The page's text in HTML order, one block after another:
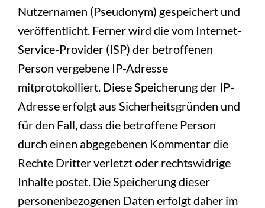
Nutzernamen (Pseudonym) gespeichert und
veröffentlicht. Ferner wird die vom Internet-
Service-Provider (ISP) der betroffenen
Person vergebene IP-Adresse
mitprotokolliert. Diese Speicherung der IP-
Adresse erfolgt aus Sicherheitsgründen und
für den Fall, dass die betroffene Person
durch einen abgegebenen Kommentar die
Rechte Dritter verletzt oder rechtswidrige
Inhalte postet. Die Speicherung dieser
personenbezogenen Daten erfolgt daher im